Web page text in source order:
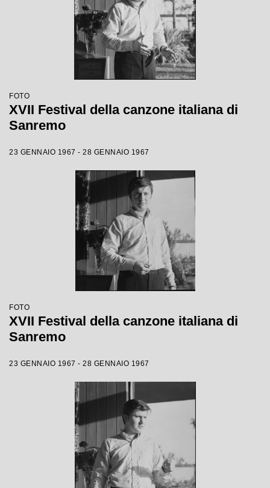
FOTO
XVII Festival della canzone italiana di
Sanremo
23 GENNAIO 1967 - 28 GENNAIO 1967
FOTO
XVII Festival della canzone italiana di
Sanremo
23 GENNAIO 1967 - 28 GENNAIO 1967